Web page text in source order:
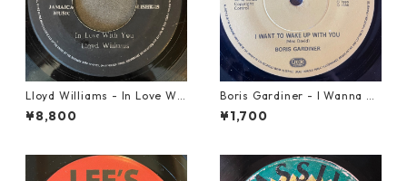
Lloyd Williams - In Love Wit
h You【7-21917】
¥8,800
Boris Gardiner - I Wanna W
ake Up With You【7-2192
4】
¥1,700